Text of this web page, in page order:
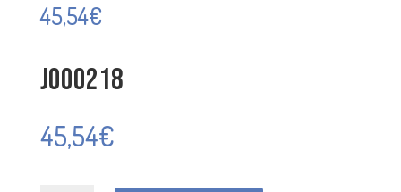
45,54€
J000218
45,54€